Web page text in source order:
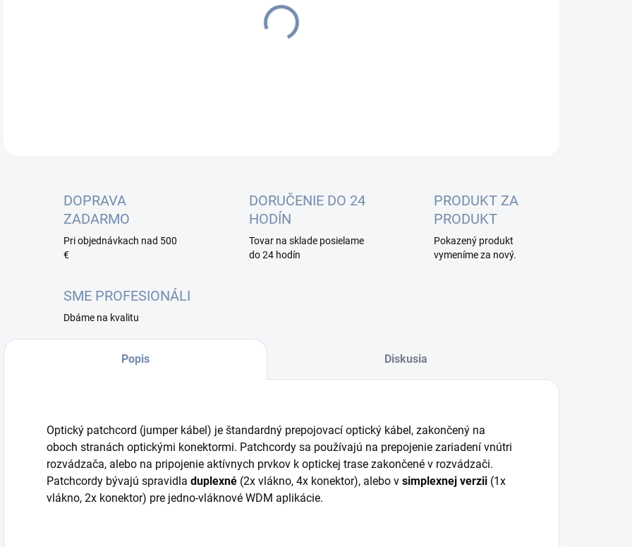
DOPRAVA
ZADARMO
Pri objednávkach nad 500
€
DORUČENIE DO 24
HODÍN
Tovar na sklade posielame
do 24 hodín
PRODUKT ZA
PRODUKT
Pokazený produkt
vymeníme za nový.
SME PROFESIONÁLI
Dbáme na kvalitu
Popis Diskusia
Optický patchcord (jumper kábel) je štandardný prepojovací optický kábel, zakončený na
oboch stranách optickými konektormi. Patchcordy sa používajú na prepojenie zariadení vnútri
rozvádzača, alebo na pripojenie aktívnych prvkov k optickej trase zakončené v rozvádzači.
Patchcordy bývajú spravidla duplexné (2x vlákno, 4x konektor), alebo v simplexnej verzii (1x
vlákno, 2x konektor) pre jedno-vláknové WDM aplikácie.